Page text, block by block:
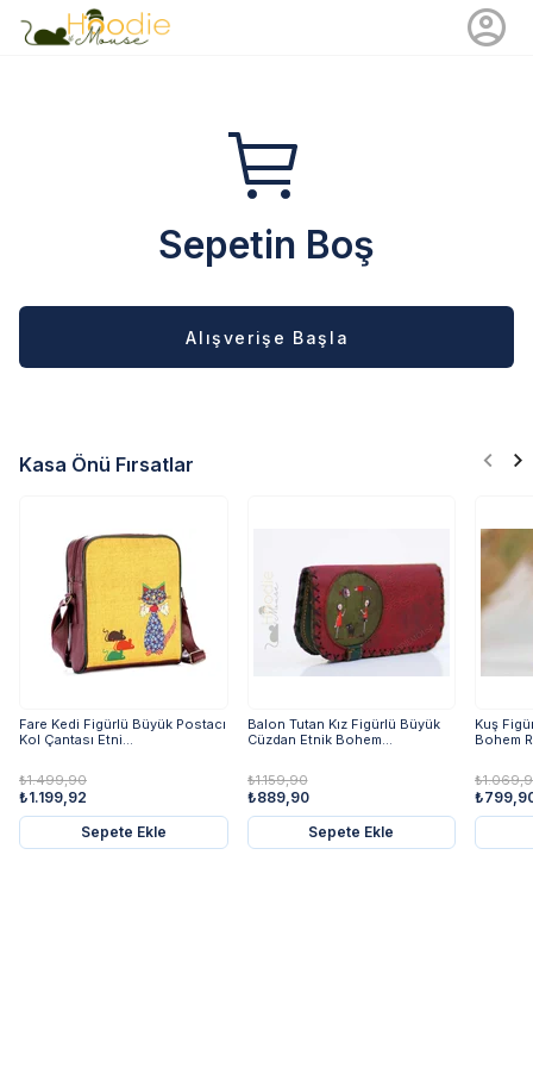
Sepetin Boş
Alışverişe Başla
Kasa Önü Fırsatlar
Fare Kedi Figürlü Büyük Postacı
Kol Çantası Etni...
₺1.499,90
₺1.199,92
Sepete Ekle
Balon Tutan Kız Figürlü Büyük
Cüzdan Etnik Bohem...
₺1.159,90
₺889,90
Sepete Ekle
Kuş
Bohem